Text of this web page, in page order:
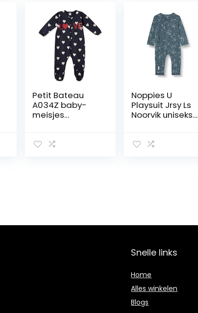
Petit Bateau
A034Z baby-
meisjes
Noppies U
Playsuit Jrsy Ls
Noorvik uniseks-
Snelle links
Home
Alles winkelen
Blogs